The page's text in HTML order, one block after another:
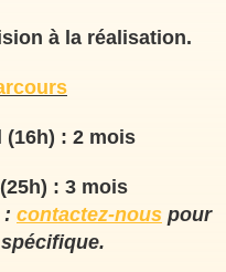
à la réalisation.
: 2 mois
: 3 mois
: contactez-nous pour